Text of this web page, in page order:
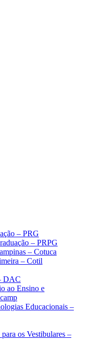
– PRG
– PRPG
– Cotuca
– Cotil
DAC
ao Ensino e
Educacionais –
os Vestibulares –